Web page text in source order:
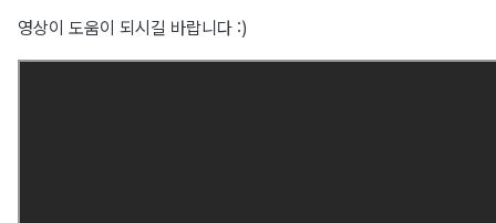
영상이 도움이 되시길 바랍니다 :)